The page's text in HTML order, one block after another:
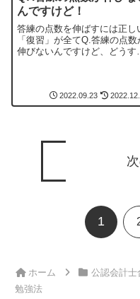
んですけど！
答練の点数を伸ばすには正し
「復習」が全てQ.答練の点数
伸びないんですけど、どうすれ
評価し、②分析の上、③対応
ることができるか、そこがポ
2022.09.23
1
ホーム 公認会計士
勉強法